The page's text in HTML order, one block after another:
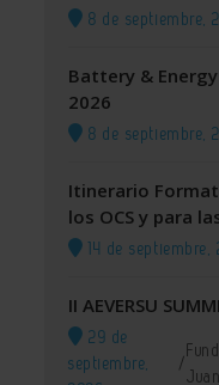
8 de septiembre,
Battery &
2026
8 de septiembre,
Itinerario
los OCS y para
14 de septiembre,
II AEVERSU
29 de
septiembre,
/